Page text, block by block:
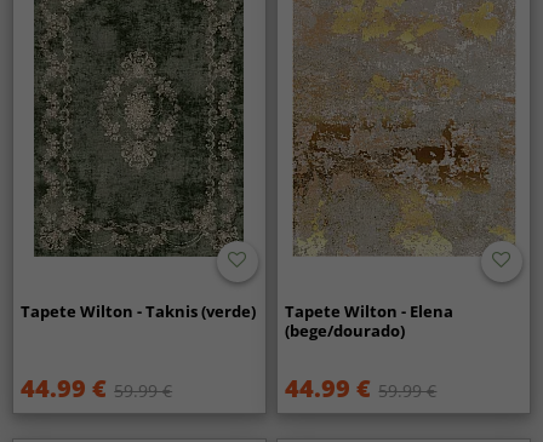
Tapete Wilton - Taknis (verde)
44.99 € 59.99 €
Tapete Wilton - Elena
(bege/dourado)
44.99 € 59.99 €